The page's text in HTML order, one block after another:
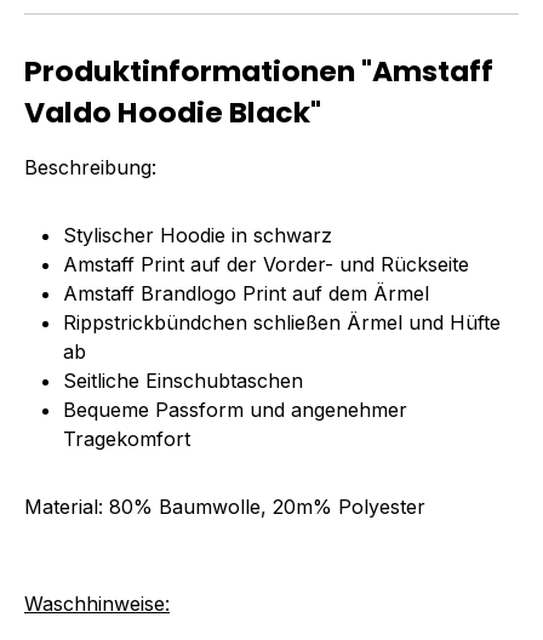
Produktinformationen "Amstaff
Valdo Hoodie Black"
Beschreibung:
Stylischer Hoodie in schwarz
Amstaff Print auf der Vorder- und Rückseite
Amstaff Brandlogo Print auf dem Ärmel
Rippstrickbündchen schließen Ärmel und Hüfte
ab
Seitliche Einschubtaschen
Bequeme Passform und angenehmer
Tragekomfort
Material: 80% Baumwolle, 20m% Polyester
Waschhinweise: